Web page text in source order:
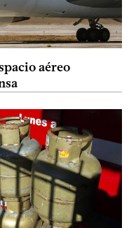
aéreo